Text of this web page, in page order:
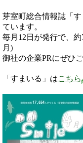
芽室町総合情報誌「
ています。
毎月12日が発行で、
月)
御社の企業PRにぜひ
「すまいる」はこちら